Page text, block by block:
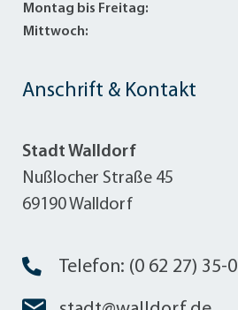
Anschrift & Kontakt
Stadt Walldorf
Nußlocher Straße 45
69190 Walldorf
Telefon: (0 62 27) 35-0
Montag bis Freitag:
Mittwoch: